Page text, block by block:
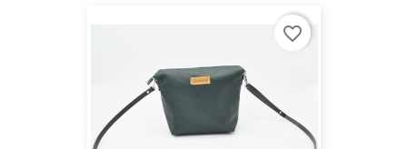
favorite_border